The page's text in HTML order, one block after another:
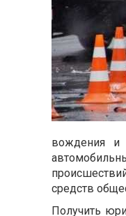
вождения и
средств
Получить